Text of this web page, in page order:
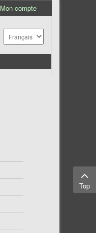
Mon compte
Top